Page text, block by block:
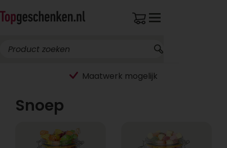
Breed assortiment
Snoep